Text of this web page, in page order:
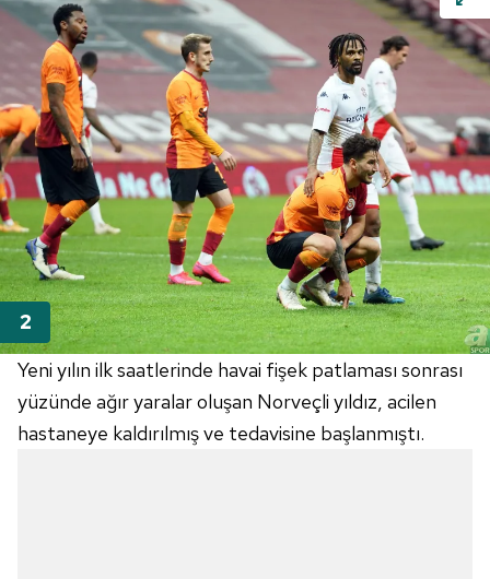
Yeni yılın ilk saatlerinde havai fişek patlaması sonrası
yüzünde ağır yaralar oluşan Norveçli yıldız, acilen
hastaneye kaldırılmış ve tedavisine başlanmıştı.